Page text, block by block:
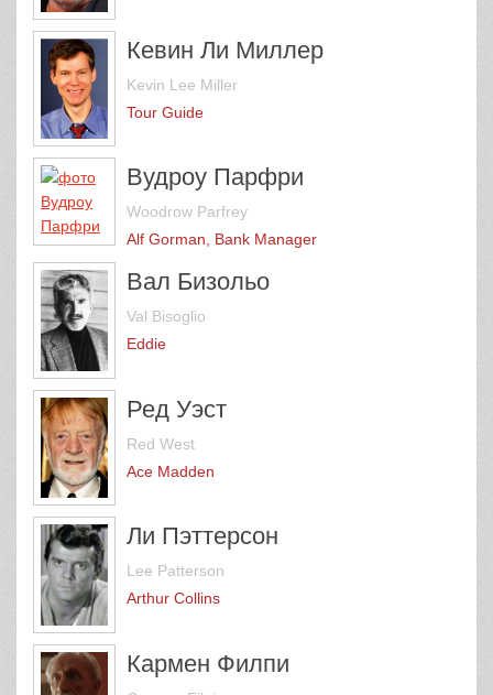
Кевин Ли Миллер
Kevin Lee Miller
Tour Guide
Вудроу Парфри
Woodrow Parfrey
Alf Gorman, Bank Manager
Вал Бизольо
Val Bisoglio
Eddie
Ред Уэст
Red West
Ace Madden
Ли Пэттерсон
Lee Patterson
Arthur Collins
Кармен Филпи